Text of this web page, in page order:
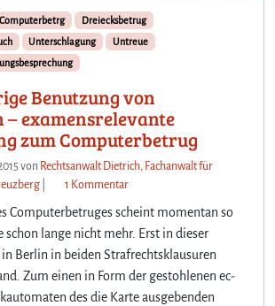
Computerbetrg
Dreiecksbetrug
Unterschlagung
Untreue
Benutzung von
examensrelevante
zum Computerbetrug
von Rechtsanwalt Dietrich, Fachanwalt für
1 Kommentarz
b
r
e
d
Computerbetruges scheint momentan so
schon lange nicht mehr. Erst in dieser
in Berlin in beiden Strafrechtsklausuren
Zum einen in Form der gestohlenen ec-
des die Karte ausgebenden